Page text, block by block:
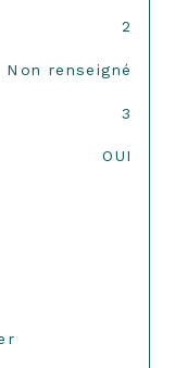
2
Non renseigné
3
OUI